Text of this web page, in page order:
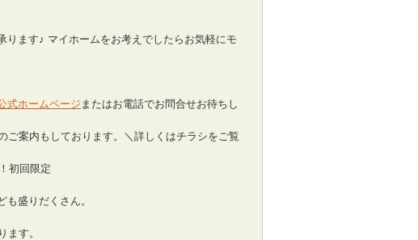
ます♪ マイホームをお考えでしたらお気軽にモ
式ホームページ またはお電話でお問合せお待ちし
ご案内もしております。＼詳しくはチラシをご覧
初回限定
盛りだくさん。
ます。